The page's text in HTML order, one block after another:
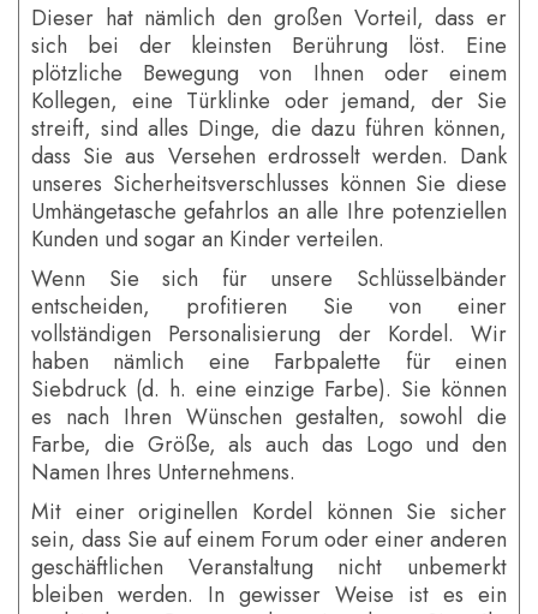
Dieser hat nämlich den großen Vorteil, dass er
sich bei der kleinsten Berührung löst. Eine
plötzliche Bewegung von Ihnen oder einem
Kollegen, eine Türklinke oder jemand, der Sie
streift, sind alles Dinge, die dazu führen können,
dass Sie aus Versehen erdrosselt werden. Dank
unseres Sicherheitsverschlusses können Sie diese
Umhängetasche gefahrlos an alle Ihre potenziellen
Kunden und sogar an Kinder verteilen.
Wenn Sie sich für unsere Schlüsselbänder
entscheiden, profitieren Sie von einer
vollständigen Personalisierung der Kordel. Wir
haben nämlich eine Farbpalette für einen
Siebdruck (d. h. eine einzige Farbe). Sie können
es nach Ihren Wünschen gestalten, sowohl die
Farbe, die Größe, als auch das Logo und den
Namen Ihres Unternehmens.
Mit einer originellen Kordel können Sie sicher
sein, dass Sie auf einem Forum oder einer anderen
geschäftlichen Veranstaltung nicht unbemerkt
bleiben werden. In gewisser Weise ist es ein